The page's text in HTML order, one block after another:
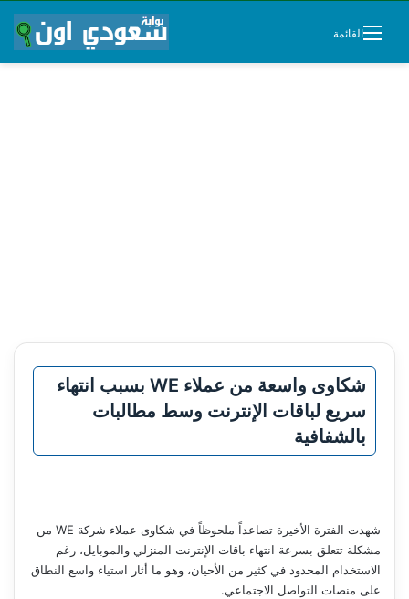
القائمة
شكاوى واسعة من عملاء WE بسبب انتهاء
سريع لباقات الإنترنت وسط مطالبات
بالشفافية
شهدت الفترة الأخيرة تصاعداً ملحوظاً في شكاوى عملاء شركة WE من
مشكلة تتعلق بسرعة انتهاء باقات الإنترنت المنزلي والموبايل، رغم
الاستخدام المحدود في كثير من الأحيان، وهو ما أثار استياء واسع النطاق
على منصات التواصل الاجتماعي.